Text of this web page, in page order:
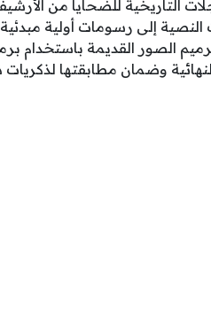
التاريخية للضحايا من
النصية إلى رسومات أولية
الصور القديمة باستخدام
وضمان مطابقتها